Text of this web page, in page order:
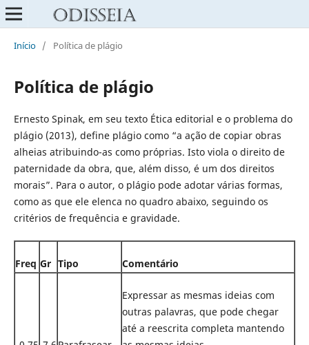
Início / Política de plágio
Política de plágio
Ernesto Spinak, em seu texto Ética editorial e o problema do
plágio (2013), define plágio como “a ação de copiar obras
alheias atribuindo-as como próprias. Isto viola o direito de
paternidade da obra, que, além disso, é um dos direitos
morais”. Para o autor, o plágio pode adotar várias formas,
como as que ele elenca no quadro abaixo, seguindo os
critérios de frequência e gravidade.
Freq Gr Tipo Comentário
Expressar as mesmas ideias com
outras palavras, que pode chegar
até a reescrita completa mantendo